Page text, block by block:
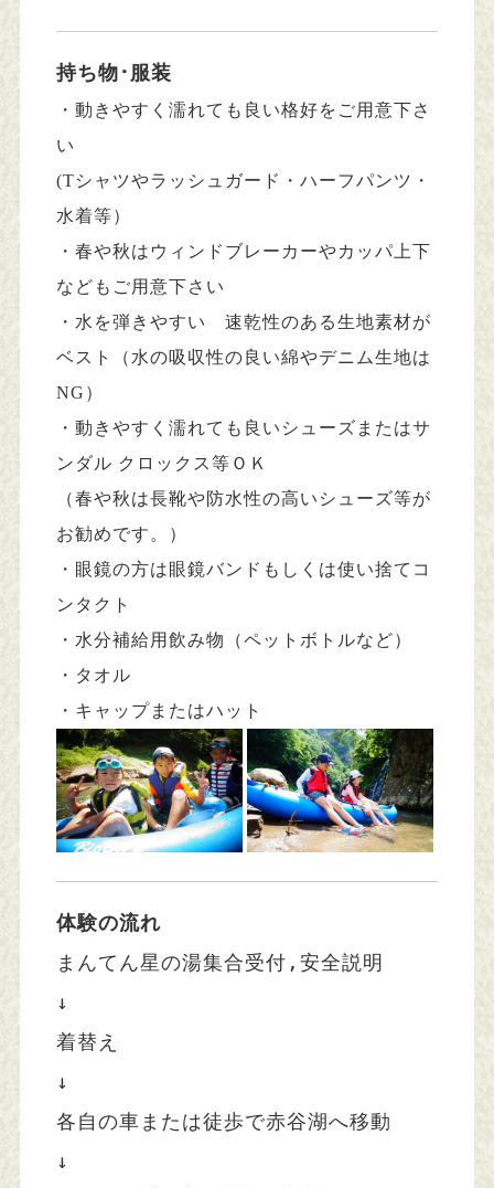
持ち物･服装
・動きやすく濡れても良い格好をご用意下さ
い
(Tシャツやラッシュガード・ハーフパンツ・
水着等）
・春や秋はウィンドブレーカーやカッパ上下
などもご用意下さい
・水を弾きやすい 速乾性のある生地素材が
ベスト（水の吸収性の良い綿やデニム生地は
NG）
・動きやすく濡れても良いシューズまたはサ
ンダル クロックス等ＯＫ
（春や秋は長靴や防水性の高いシューズ等が
お勧めです。）
・眼鏡の方は眼鏡バンドもしくは使い捨てコ
ンタクト
・水分補給用飲み物（ペットボトルなど）
・タオル
・キャップまたはハット
体験の流れ
まんてん星の湯集合受付,安全説明
↓
着替え
↓
各自の車または徒歩で赤谷湖へ移動
↓